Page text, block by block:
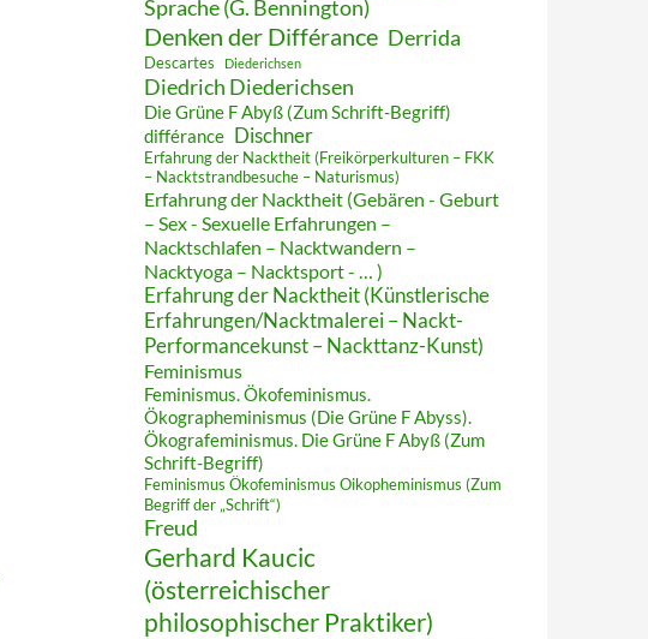
Sprache (G. Bennington)
Denken der Différance Derrida
Descartes Diederichsen
Diedrich Diederichsen
Die Grüne F Abyß (Zum Schrift-Begriff)
différance
Dischner
Erfahrung der Nacktheit (Freikörperkulturen – FKK
– Nacktstrandbesuche – Naturismus)
Erfahrung der Nacktheit (Gebären - Geburt
– Sex - Sexuelle Erfahrungen –
Nacktschlafen – Nacktwandern –
Nacktyoga – Nacktsport - … )
Erfahrung der Nacktheit (Künstlerische
Erfahrungen/Nacktmalerei – Nackt-
Performancekunst – Nackttanz-Kunst)
Feminismus
Feminismus. Ökofeminismus.
Ökographeminismus (Die Grüne F Abyss).
Ökografeminismus. Die Grüne F Abyß (Zum
Schrift-Begriff)
Feminismus Ökofeminismus Oikopheminismus (Zum
Begriff der „Schrift“)
Freud
Gerhard Kaucic
(österreichischer
philosophischer Praktiker)